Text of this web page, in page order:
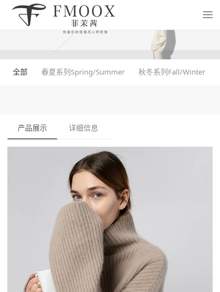
全部 春夏系列Spring/Summer 秋冬系列Fall/Winter
产品展示 详细信息